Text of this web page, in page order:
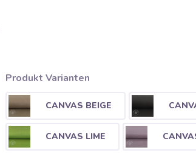
Produkt Varianten
CANVAS BEIGE
CANVAS LIME